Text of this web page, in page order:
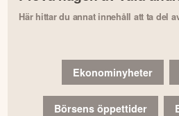
Här hittar du annat innehåll att ta del
Ekonominyheter
Börsens öppettider